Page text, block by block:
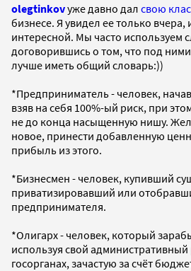
olegtinkovуже давно дал свою
бизнесе. Я увидел ее только вчера,
интересной. Мы часто используем
договорившись о том, что под
лучше иметь общий словарь:))
*Предприниматель - человек,
взяв на себя 100%-ый риск, при
не до конца насыщенную нишу.
новое, принести добавленную
прибыль из этого.
*Бизнесмен - человек, купивший
приватизировавший или
предпринимателя.
*Олигарх - человек, который
используя свой административный
госорганах, зачастую за счёт